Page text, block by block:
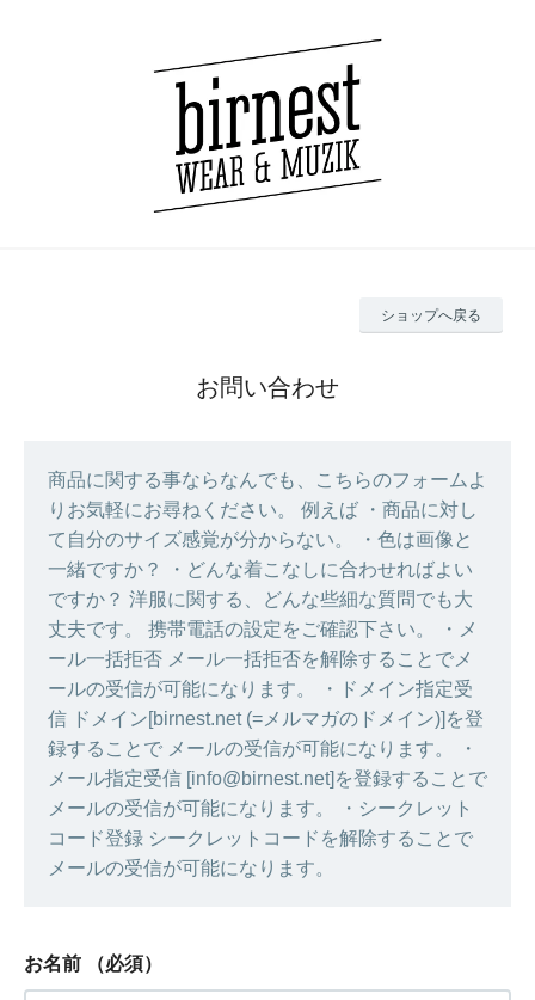
ショップへ戻る
お問い合わせ
商品に関する事ならなんでも、こちらのフォームよ
りお気軽にお尋ねください。 例えば ・商品に対し
て自分のサイズ感覚が分からない。 ・色は画像と
一緒ですか？ ・どんな着こなしに合わせればよい
ですか？ 洋服に関する、どんな些細な質問でも大
丈夫です。 携帯電話の設定をご確認下さい。 ・メ
ール一括拒否 メール一括拒否を解除することでメ
ールの受信が可能になります。 ・ドメイン指定受
信 ドメイン[birnest.net (=メルマガのドメイン)]を登
録することで メールの受信が可能になります。 ・
メール指定受信 [info@birnest.net]を登録することで
メールの受信が可能になります。 ・シークレット
コード登録 シークレットコードを解除することで
メールの受信が可能になります。
お名前 （必須）